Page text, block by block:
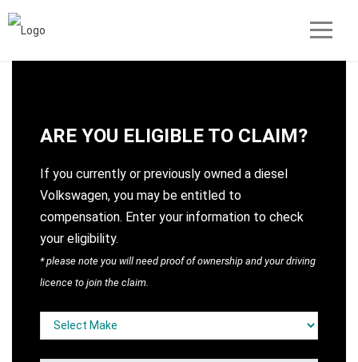
ARE YOU ELIGIBLE TO CLAIM?
If you currently or previously owned a diesel
Volkswagen, you may be entitled to
compensation. Enter your information to check
your eligibility.
* please note you will need proof of ownership and your driving
licence to join the claim.